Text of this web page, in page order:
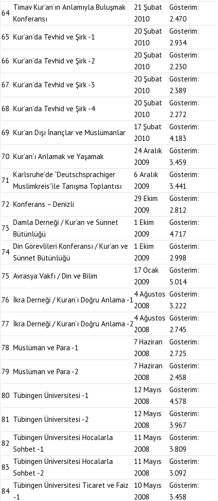
64
Timav Kur’an’ın Anlamıyla Buluşmak
Konferansı
21 Şubat
2010
Gösterim:
2.470
65 Kur’an’da Tevhid ve Şirk -1
20 Şubat
2010
Gösterim:
2.934
66 Kur’an’da Tevhid ve Şirk -2
20 Şubat
2010
Gösterim:
2.230
67 Kur’an’da Tevhid ve Şirk -3
20 Şubat
2010
Gösterim:
2.389
68 Kur’an’da Tevhid ve Şirk -4
20 Şubat
2010
Gösterim:
2.272
69 Kur’an Dışı İnançlar ve Müslümanlar
17 Şubat
2010
Gösterim:
4.183
70 Kur’an’ı Anlamak ve Yaşamak
24 Aralık
2009
Gösterim:
3.459
71
Karlsruhe’de “Deutschsprachiger
Muslimkreis”ile Tanışma Toplantısı
6 Aralık
2009
Gösterim:
3.441
72 Konferans – Denizli
29 Ekim
2009
Gösterim:
2.812
73
Damla Derneği / Kur’an ve Sünnet
Bütünlüğü
1 Ekim
2009
Gösterim:
4.717
74
Din Görevlileri Konferansı / Kur’an ve
Sünnet Bütünlüğü
1 Ekim
2009
Gösterim:
2.998
75 Avrasya Vakfı / Din ve Bilim
17 Ocak
2009
Gösterim:
5.014
76 İkra Derneği / Kuran’ı Doğru Anlama -1
4 Ağustos
2008
Gösterim:
3.222
77 İkra Derneği / Kuran’ı Doğru Anlama -2
4 Ağustos
2008
Gösterim:
2.745
78 Müslüman ve Para -1
7 Haziran
2008
Gösterim:
2.725
79 Müslüman ve Para -2
7 Haziran
2008
Gösterim:
2.458
80 Tübingen Üniversitesi -1
12 Mayıs
2008
Gösterim:
4.578
81 Tübingen Üniversitesi -2
12 Mayıs
2008
Gösterim:
3.967
82
Tübingen Üniversitesi Hocalarla
Sohbet -1
11 Mayıs
2008
Gösterim:
3.809
83
Tübingen Üniversitesi Hocalarla
Sohbet -2
11 Mayıs
2008
Gösterim:
3.092
84
Tübingen Üniversitesi Ticaret ve Faiz
-1
10 Mayıs
2008
Gösterim:
3.458